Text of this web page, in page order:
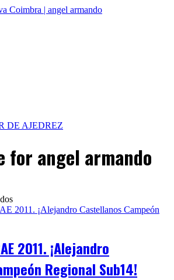
for angel armando
en
FINALIZADO
Castellanos
Campeón
Regional
2011. ¡Alejandro
Regional Sub14!